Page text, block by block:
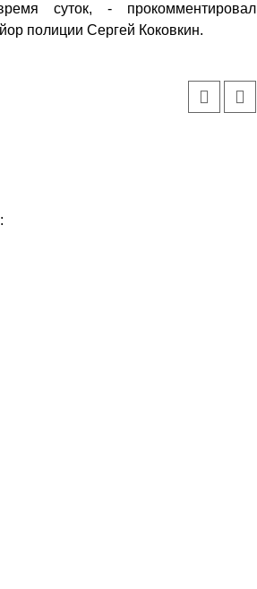
суток, - прокомментировал
полиции Сергей Коковкин.